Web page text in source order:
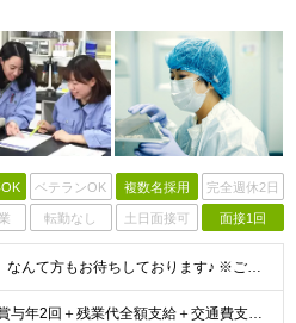
ベテランOK 複数名採用 完全週休2日
転勤なし 土日面接可 面接1回
■未経験OK ■学歴不問 「小学生の時に飼育委員だった！」 なんて方もお待ちしております♪ ※ご自宅でのペット飼育について※ ご自宅でげっ歯類・ウサギのペット飼育を禁止しております。当社業務では清
★賞与年2回あり★ 【未経験の方】月給20万7,750円～＋賞与年2回＋残業代全額支給＋交通費支給 【生物系大卒の方】月給21万3,750円～＋賞与年2回＋残業代全額支給＋交通費支給 ★手当が充実